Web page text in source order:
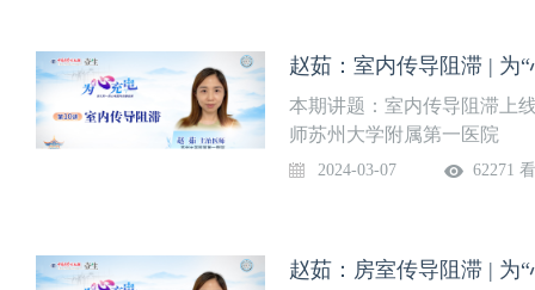
赵茹：室内传导阻滞 | 为“
本期讲题：室内传导阻滞上
师苏州大学附属第一医院
2024-03-07 62271
赵茹：房室传导阻滞 | 为“